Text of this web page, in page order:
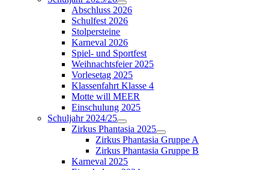
Abschluss 2026
Schulfest 2026
Stolpersteine
Karneval 2026
Spiel- und Sportfest
Weihnachtsfeier 2025
Vorlesetag 2025
Klassenfahrt Klasse 4
Motte will MEER
Einschulung 2025
Schuljahr 2024/25
Zirkus Phantasia 2025
Zirkus Phantasia Gruppe A
Zirkus Phantasia Gruppe B
Karneval 2025